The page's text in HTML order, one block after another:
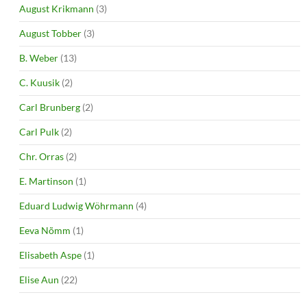
August Krikmann (3)
August Tobber (3)
B. Weber (13)
C. Kuusik (2)
Carl Brunberg (2)
Carl Pulk (2)
Chr. Orras (2)
E. Martinson (1)
Eduard Ludwig Wöhrmann (4)
Eeva Nõmm (1)
Elisabeth Aspe (1)
Elise Aun (22)